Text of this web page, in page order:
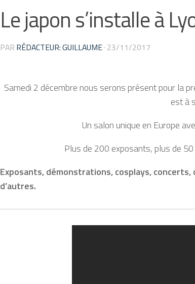
Le japon s’installe à
PAR RÉDACTEUR: GUILLAUME· 23/11/2017
Samedi 2 décembre nous serons présent pour la
est à
Un salon unique en Europe
Plus de 200 exposants, plus de
Exposants, démonstrations, cosplays,
d’autres.